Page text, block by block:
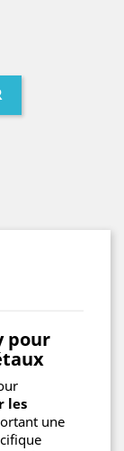
pour
les
une